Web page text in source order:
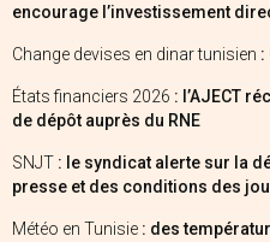
encourage l’investissement
Change devises en dinar tunisien :
États financiers 2026 : l’AJECT
de dépôt auprès du RNE
SNJT : le syndicat alerte sur la
presse et des conditions des
Météo en Tunisie : des